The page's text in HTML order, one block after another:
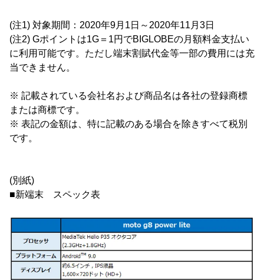
(注1) 対象期間：2020年9月1日～2020年11月3日
(注2) Gポイントは1G＝1円でBIGLOBEの月額料金支払い
に利用可能です。ただし端末割賦代金等一部の費用には充
当できません。
※ 記載されている会社名および商品名は各社の登録商標
または商標です。
※ 表記の金額は、特に記載のある場合を除きすべて税別
です。
(別紙)
■新端末 スペック表